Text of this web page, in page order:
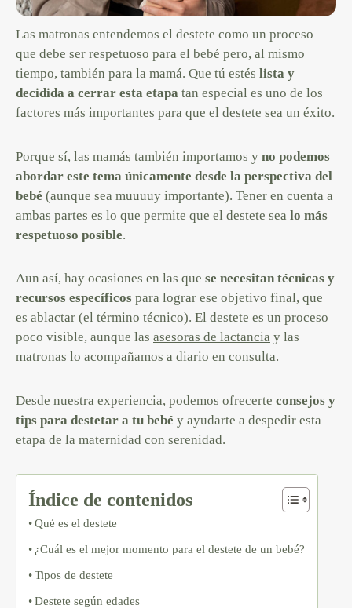
Las matronas entendemos el destete como un proceso
que debe ser respetuoso para el bebé pero, al mismo
tiempo, también para la mamá. Que tú estés lista y
decidida a cerrar esta etapa tan especial es uno de los
factores más importantes para que el destete sea un éxito.
Porque sí, las mamás también importamos y no podemos
abordar este tema únicamente desde la perspectiva del
bebé (aunque sea muuuuy importante). Tener en cuenta a
ambas partes es lo que permite que el destete sea lo más
respetuoso posible.
Aun así, hay ocasiones en las que se necesitan técnicas y
recursos específicos para lograr ese objetivo final, que
es ablactar (el término técnico). El destete es un proceso
poco visible, aunque las asesoras de lactancia y las
matronas lo acompañamos a diario en consulta.
Desde nuestra experiencia, podemos ofrecerte consejos y
tips para destetar a tu bebé y ayudarte a despedir esta
etapa de la maternidad con serenidad.
Índice de contenidos
Qué es el destete
¿Cuál es el mejor momento para el destete de un bebé?
Tipos de destete
Destete según edades